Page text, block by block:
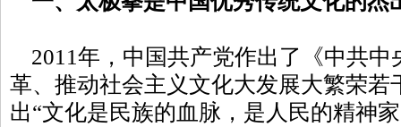
2011年，中国共产党作出了《中共中
革、推动社会主义文化大发展大繁荣若
出“文化是民族的血脉，是人民的精神